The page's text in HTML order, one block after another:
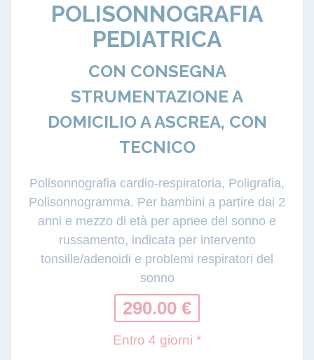
POLISONNOGRAFIA
PEDIATRICA
CON CONSEGNA
STRUMENTAZIONE A
DOMICILIO A ASCREA, CON
TECNICO
Polisonnografia cardio-respiratoria, Poligrafia,
Polisonnogramma. Per bambini a partire dai 2
anni e mezzo di età per apnee del sonno e
russamento, indicata per intervento
tonsille/adenoidi e problemi respiratori del
sonno
290.00 €
Entro 4 giorni *